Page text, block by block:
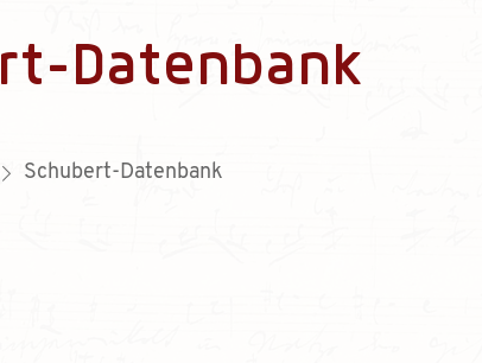
Datenbank
Schubert-Datenbank